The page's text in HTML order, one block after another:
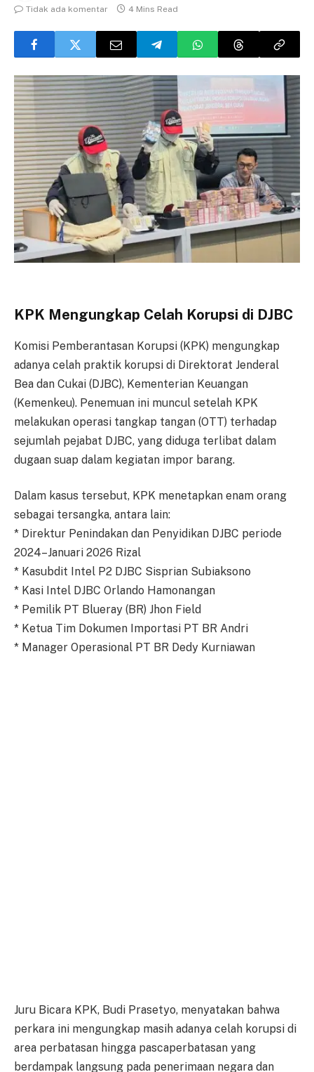
Tidak ada komentar
4 Mins Read
KPK Mengungkap Celah Korupsi di DJBC
Komisi Pemberantasan Korupsi (KPK) mengungkap
adanya celah praktik korupsi di Direktorat Jenderal
Bea dan Cukai (DJBC), Kementerian Keuangan
(Kemenkeu). Penemuan ini muncul setelah KPK
melakukan operasi tangkap tangan (OTT) terhadap
sejumlah pejabat DJBC, yang diduga terlibat dalam
dugaan suap dalam kegiatan impor barang.
Dalam kasus tersebut, KPK menetapkan enam orang
sebagai tersangka, antara lain:
* Direktur Penindakan dan Penyidikan DJBC periode
2024–Januari 2026 Rizal
* Kasubdit Intel P2 DJBC Sisprian Subiaksono
* Kasi Intel DJBC Orlando Hamonangan
* Pemilik PT Blueray (BR) Jhon Field
* Ketua Tim Dokumen Importasi PT BR Andri
* Manager Operasional PT BR Dedy Kurniawan
Juru Bicara KPK, Budi Prasetyo, menyatakan bahwa
perkara ini mengungkap masih adanya celah korupsi di
area perbatasan hingga pascaperbatasan yang
berdampak langsung pada penerimaan negara dan